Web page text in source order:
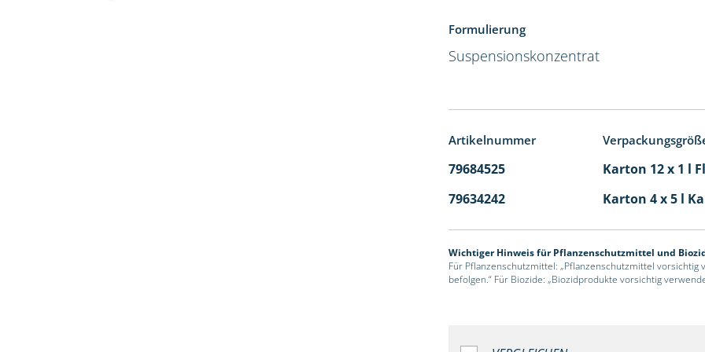
Formulierung
Suspensionskonzentrat
Artikelnummer
79684525
Karton 12 x 1 l
79634242
Karton 4 x 5 l
Wichtiger Hinweis für Pflanzenschutzmittel und
Für Pflanzenschutzmittel: „Pflanzenschutzmittel
befolgen.“ Für Biozide: „Biozidprodukte vorsichtig